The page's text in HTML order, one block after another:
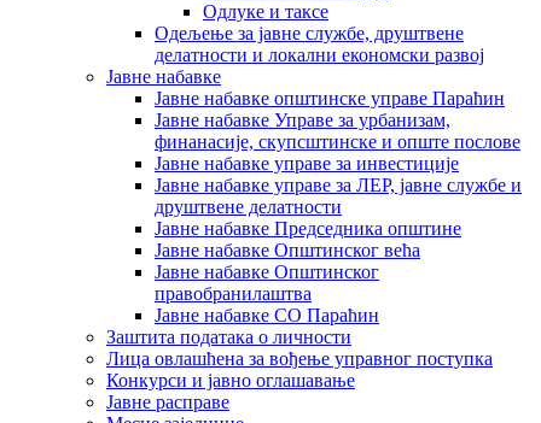
Одлуке и таксе
Одељење за јавне службе, друштвене
делатности и локални економски развој
Јавне набавке
Јавне набавке општинске управе Параћин
Јавне набавке Управе за урбанизам,
финанасије, скупсштинске и опште послове
Јавне набавке управе за инвестиције
Јавне набавке управе за ЛЕР, јавне службе и
друштвене делатности
Јавне набавке Председника општине
Јавне набавке Општинског већа
Јавне набавке Општинског
правобранилаштва
Јавне набавке СО Параћин
Заштита података о личности
Лица овлашћена за вођење управног поступка
Конкурси и јавно оглашавање
Јавне расправе